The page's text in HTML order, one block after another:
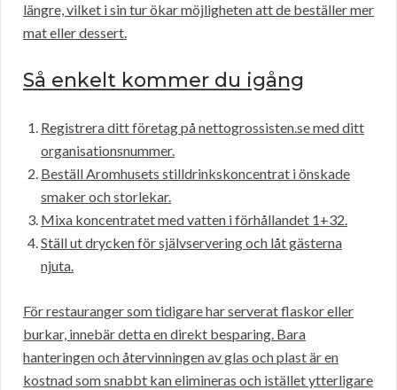
längre, vilket i sin tur ökar möjligheten att de beställer mer
mat eller dessert.
Så enkelt kommer du igång
Registrera ditt företag på nettogrossisten.se med ditt
organisationsnummer.
Beställ Aromhusets stilldrinkskoncentrat i önskade
smaker och storlekar.
Mixa koncentratet med vatten i förhållandet 1+32.
Ställ ut drycken för självservering och låt gästerna
njuta.
För restauranger som tidigare har serverat flaskor eller
burkar, innebär detta en direkt besparing. Bara
hanteringen och återvinningen av glas och plast är en
kostnad som snabbt kan elimineras och istället ytterligare